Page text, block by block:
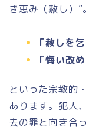
き恵み（赦し）”
「赦しを乞
「悔い改め
といった宗教的
あります。犯人
去の罪と向き合